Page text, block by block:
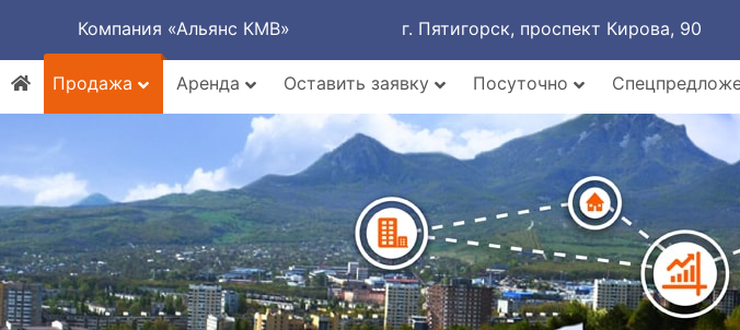
Компания «Альянс КМВ» г. Пятигорск, проспект Кирова, 90
Продажа
Аренда Оставить заявку Посуточно